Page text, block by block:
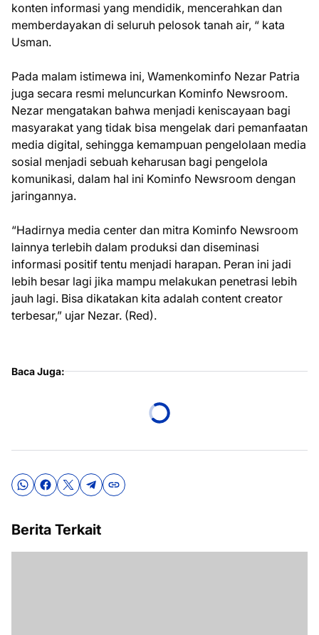
konten informasi yang mendidik, mencerahkan dan
memberdayakan di seluruh pelosok tanah air, “ kata
Usman.
Pada malam istimewa ini, Wamenkominfo Nezar Patria
juga secara resmi meluncurkan Kominfo Newsroom.
Nezar mengatakan bahwa menjadi keniscayaan bagi
masyarakat yang tidak bisa mengelak dari pemanfaatan
media digital, sehingga kemampuan pengelolaan media
sosial menjadi sebuah keharusan bagi pengelola
komunikasi, dalam hal ini Kominfo Newsroom dengan
jaringannya.
“Hadirnya media center dan mitra Kominfo Newsroom
lainnya terlebih dalam produksi dan diseminasi
informasi positif tentu menjadi harapan. Peran ini jadi
lebih besar lagi jika mampu melakukan penetrasi lebih
jauh lagi. Bisa dikatakan kita adalah content creator
terbesar,” ujar Nezar. (Red).
Baca Juga:
Berita Terkait